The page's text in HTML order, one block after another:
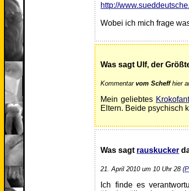
http://
Wobei ich mich frage
Was sagt Ulf, der
Kommentarvom Scheffhier
Mein geliebtes
Eltern. Beide psychisch
Was sagt rauskucker
21. April 2010 um 10 Uhr 28 (
Ich finde es